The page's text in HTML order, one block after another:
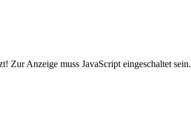
Zur Anzeige muss JavaScript eingeschaltet sein.